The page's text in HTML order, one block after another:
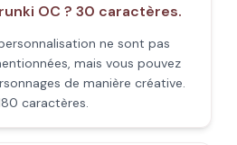
OC ? 30 caractères.
ne sont pas
mais vous pouvez
de manière créative.
caractères.